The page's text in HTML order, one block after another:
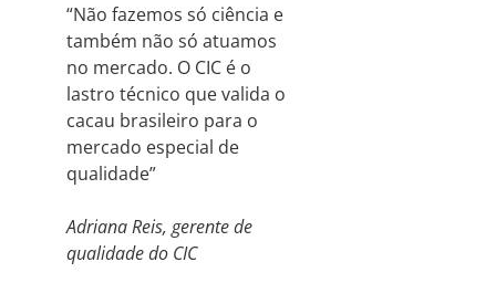
“Não fazemos só ciência e
também não só atuamos
no mercado. O CIC é o
lastro técnico que valida o
cacau brasileiro para o
mercado especial de
qualidade”
Adriana Reis, gerente de
qualidade do CIC